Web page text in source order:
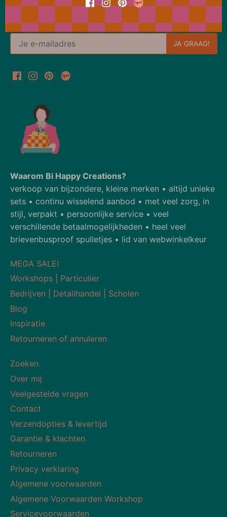
en ontvang meteen 15% korting op je eerstvolgende
Waarom Bi Happy Creations?
verkoop van bijzondere, kleine merken • altijd unieke
sets • continu wisselend aanbod • met veel zorg, in
stijl, verpakt • persoonlijke service • veel
verschillende betaalmogelijkheden • heel veel
brievenbusproof spulletjes • lid van webwinkelkeur
MEGA SALE!
Workshops | Particulier
Bedrijven | Detailhandel | Scholen
Blog
Inspiratie
Retourneren of annuleren
Zoeken
Over mij
Veelgestelde vragen
Contact
Verzendopties & levertijd
Garantie & klachten
Retourneren
Privacy verklaring
Algemene voorwaarden
Algemene Voorwaarden Workshop
Servicevoorwaarden